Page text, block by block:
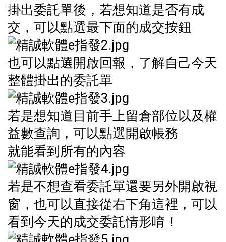
掛出委託單後，若想知道是否有成
交，可以點選最下面的成交按鈕
也可以點選開啟回報，了解自己今天
整體掛出的委託單
若是想知道目前手上留倉部位以及權
益數查詢，可以點選開啟帳務
就能看到所有的內容
若是不想查看委託單還要另外開啟視
窗，也可以直接從右下角這裡，可以
看到今天的成交委託情形唷！